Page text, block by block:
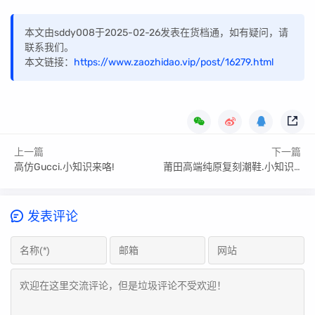
本文由sddy008于2025-02-26发表在货档通，如有疑问，请
联系我们。
本文链接： https://www.zaozhidao.vip/post/16279.html
上一篇
高仿Gucci.小知识来咯!
下一篇
莆田高端纯原复刻潮鞋.小知识来咯!
发表评论